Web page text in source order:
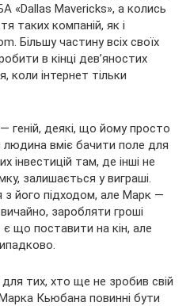
«Dallas Mavericks», а колись
таких компаній, як і
Більшу частину всіх своїх
в кінці дев’яностих
коли інтернет тільки
деякі, що йому просто
вміє бачити поле для
інвестицій там, де інші не
залишається у виграші.
його підходом, але Марк —
заробляти гроші
що поставити на кін, але
тих, хто ще не зробив свій
Кьюбана повинні бути